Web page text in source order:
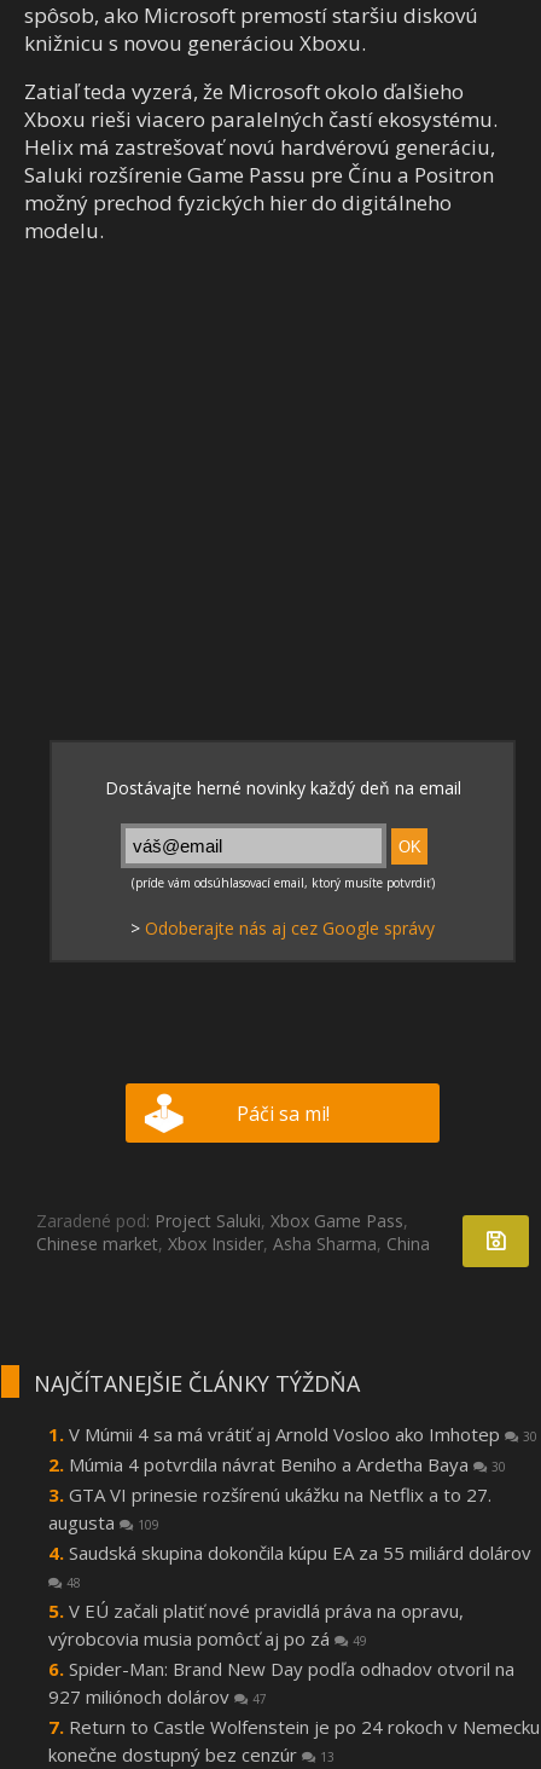
spôsob, ako Microsoft premostí staršiu diskovú
knižnicu s novou generáciou Xboxu.
Zatiaľ teda vyzerá, že Microsoft okolo ďalšieho
Xboxu rieši viacero paralelných častí ekosystému.
Helix má zastrešovať novú hardvérovú generáciu,
Saluki rozšírenie Game Passu pre Čínu a Positron
možný prechod fyzických hier do digitálneho
modelu.
> Odoberajte nás aj cez Google správy
Páči sa mi!
Zaradené pod: Project Saluki, Xbox Game Pass,
Chinese market, Xbox Insider, Asha Sharma, China
NAJČÍTANEJŠIE ČLÁNKY TÝŽDŇA
V Múmii 4 sa má vrátiť aj Arnold Vosloo ako Imhotep 30
Múmia 4 potvrdila návrat Beniho a Ardetha Baya 30
GTA VI prinesie rozšírenú ukážku na Netflix a to 27.
augusta
109
Saudská skupina dokončila kúpu EA za 55 miliárd dolárov
48
V EÚ začali platiť nové pravidlá práva na opravu,
výrobcovia musia pomôcť aj po zá
49
Spider-Man: Brand New Day podľa odhadov otvoril na
927 miliónoch dolárov
47
Return to Castle Wolfenstein je po 24 rokoch v Nemecku
konečne dostupný bez cenzúr
13